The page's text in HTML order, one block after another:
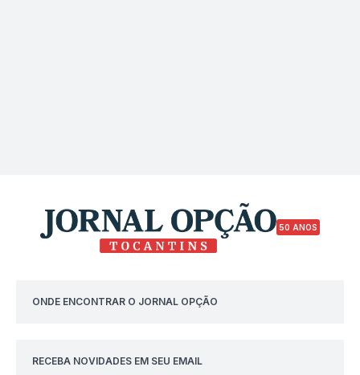
50 ANOS
ONDE ENCONTRAR O JORNAL OPÇÃO
RECEBA NOVIDADES EM SEU EMAIL